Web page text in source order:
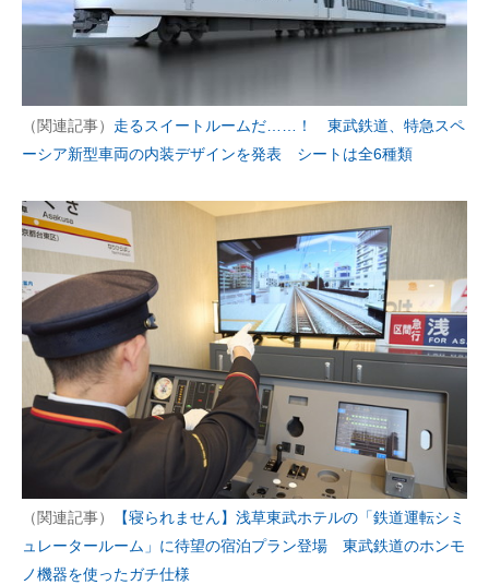
（関連記事） 走るスイートルームだ……！ 東武鉄道、特急スペ
ーシア新型車両の内装デザインを発表 シートは全6種類
（関連記事）
【寝られません】浅草東武ホテルの「鉄道運転シミ
ュレータールーム」に待望の宿泊プラン登場 東武鉄道のホンモ
ノ機器を使ったガチ仕様